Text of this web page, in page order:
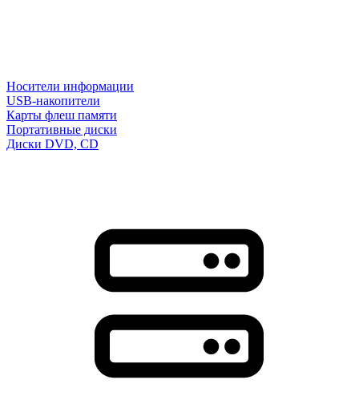
Носители информации
USB-накопители
Карты флеш памяти
Портативные диски
Диски DVD, CD